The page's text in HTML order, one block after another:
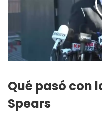
Qué pasó con
Spears